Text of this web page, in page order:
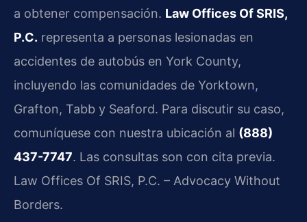
a obtener compensación. Law Offices Of SRIS,
P.C. representa a personas lesionadas en
accidentes de autobús en York County,
incluyendo las comunidades de Yorktown,
Grafton, Tabb y Seaford. Para discutir su caso,
comuníquese con nuestra ubicación al (888)
437-7747. Las consultas son con cita previa.
Law Offices Of SRIS, P.C. – Advocacy Without
Borders.